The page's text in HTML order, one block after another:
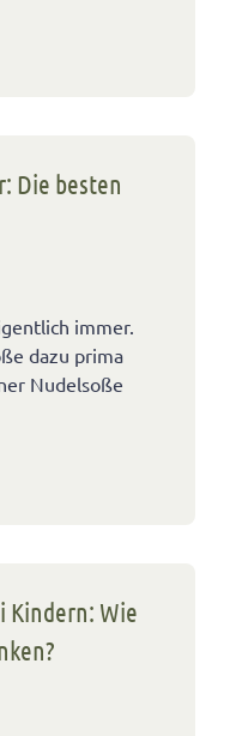
Die besten
immer.
dazu prima
Nudelsoße
Kindern: Wie